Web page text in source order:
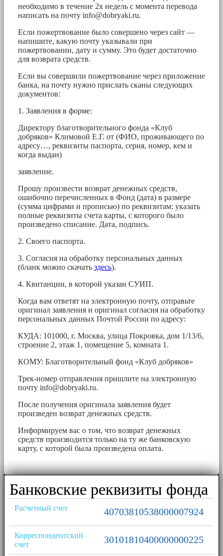
необходимо в течение 2х недель с момента перевода
написать на почту info@dobryaki.ru.
Если пожертвование было совершено через сайт —
напишите, какую почту указывали при
пожертвовании, дату и сумму. Это будет достаточно
для возврата средств.
Если вы совершили пожертвование через приложение
банка, на почту нужно прислать сканы следующих
документов:
1. Заявления в форме:
Директору благотворительного фонда «Клуб
добряков» Климовой Е.Г. от (ФИО, проживающего по
адресу…, реквизиты паспорта, серия, номер, кем и
когда выдан)
заявление.
Прошу произвести возврат денежных средств,
ошибочно перечисленных в Фонд (дата) в размере
(сумма цифрами и прописью) по реквизитам: указать
полные реквизиты счета карты, с которого было
произведено списание. Дата, подпись.
2. Своего паспорта.
3. Согласия на обработку персональных данных
(бланк можно скачать здесь).
4. Квитанции, в которой указан СУИП.
Когда вам ответят на электронную почту, отправьте
оригинал заявления и оригинал согласия на обработку
персональных данных Почтой России по адресу:
КУДА: 101000, г. Москва, улица Покровка, дом 1/13/6,
строение 2, этаж 1, помещение 5, комната 1.
КОМУ: Благотворительный фонд «Клуб добряков»
Трек-номер отправления пришлите на электронную
почту info@dobryaki.ru.
После получения оригинала заявления будет
произведен возврат денежных средств.
Информируем вас о том, что возврат денежных
средств производится только на ту же банковскую
карту, с которой была произведена оплата.
Банковские реквизиты фонда
Расчетный счет 40703810538000007924
Корреспондентский
счет
30101810400000000225